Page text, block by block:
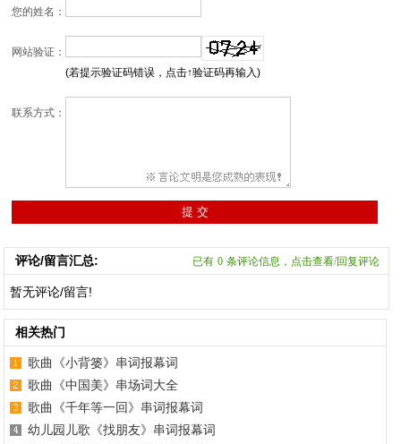
您的姓名：
网站验证：
(若提示验证码错误，点击↑验证码再输入)
联系方式：
评论/留言汇总: 已有 0 条评论信息，点击查看/回复评论
暂无评论/留言!
相关热门
歌曲《小背篓》串词报幕词
歌曲《中国美》串场词大全
歌曲《千年等一回》串词报幕词
幼儿园儿歌《找朋友》串词报幕词